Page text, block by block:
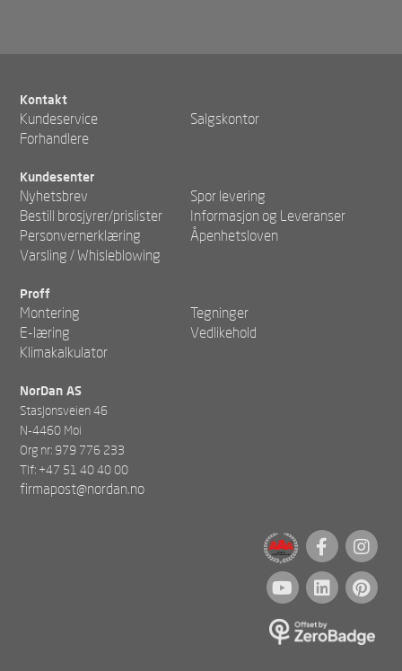
Kontakt
Kundeservice
Salgskontor
Forhandlere
Kundesenter
Nyhetsbrev
Spor levering
Bestill brosjyrer/prislister
Informasjon og Leveranser
Personvernerklæring
Åpenhetsloven
Varsling / Whisleblowing
Proff
Montering
Tegninger
E-læring
Vedlikehold
Klimakalkulator
NorDan AS
Stasjonsveien 46
N-4460 Moi
Org nr: 979 776 233
Tlf: +47 51 40 40 00
firmapost@nordan.no